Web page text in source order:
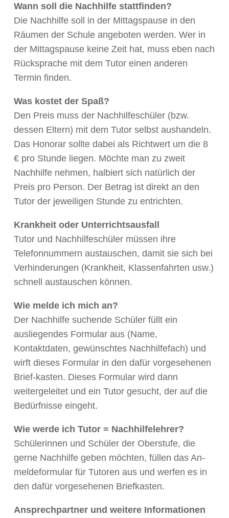
Wann soll die Nachhilfe stattfinden?
Die Nachhilfe soll in der Mittagspause in den
Räumen der Schule angeboten werden. Wer in
der Mittagspause keine Zeit hat, muss eben nach
Rücksprache mit dem Tutor einen anderen
Termin finden.
Was kostet der Spaß?
Den Preis muss der Nachhilfeschüler (bzw.
dessen Eltern) mit dem Tutor selbst aushandeln.
Das Honorar sollte dabei als Richtwert um die 8
€ pro Stunde liegen. Möchte man zu zweit
Nachhilfe nehmen, halbiert sich natürlich der
Preis pro Person. Der Betrag ist direkt an den
Tutor der jeweiligen Stunde zu entrichten.
Krankheit oder Unterrichtsausfall
Tutor und Nachhilfeschüler müssen ihre
Telefonnummern austauschen, damit sie sich bei
Verhinderungen (Krankheit, Klassenfahrten usw.)
schnell austauschen können.
Wie melde ich mich an?
Der Nachhilfe suchende Schüler füllt ein
ausliegendes Formular aus (Name,
Kontaktdaten, gewünschtes Nachhilfefach) und
wirft dieses Formular in den dafür vorgesehenen
Brief-kasten. Dieses Formular wird dann
weitergeleitet und ein Tutor gesucht, der auf die
Bedürfnisse eingeht.
Wie werde ich Tutor = Nachhilfelehrer?
Schülerinnen und Schüler der Oberstufe, die
gerne Nachhilfe geben möchten, füllen das An-
meldeformular für Tutoren aus und werfen es in
den dafür vorgesehenen Briefkasten.
Ansprechpartner und weitere Informationen